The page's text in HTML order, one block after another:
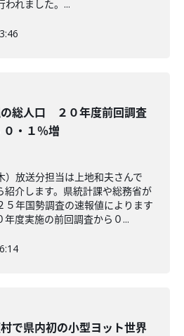
われました。...
総人口 ２０年度前回調査
０・１％増
）放送分担当は上地和夫さんで
紹介します。県統計課や総務省が
５年国勢調査の速報値によります
年度実施の前回調査から０...
で県内初の小型ヨット世界